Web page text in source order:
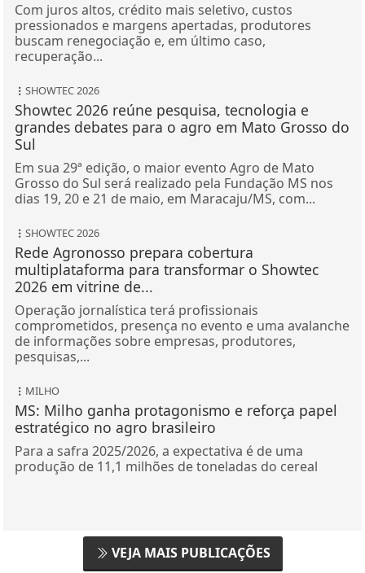
Com juros altos, crédito mais seletivo, custos
pressionados e margens apertadas, produtores
buscam renegociação e, em último caso,
recuperação...
SHOWTEC 2026
Showtec 2026 reúne pesquisa, tecnologia e
grandes debates para o agro em Mato Grosso do
Sul
Em sua 29ª edição, o maior evento Agro de Mato
Grosso do Sul será realizado pela Fundação MS nos
dias 19, 20 e 21 de maio, em Maracaju/MS, com...
SHOWTEC 2026
Rede Agronosso prepara cobertura
multiplataforma para transformar o Showtec
2026 em vitrine de...
Operação jornalística terá profissionais
comprometidos, presença no evento e uma avalanche
de informações sobre empresas, produtores,
pesquisas,...
MILHO
MS: Milho ganha protagonismo e reforça papel
estratégico no agro brasileiro
Para a safra 2025/2026, a expectativa é de uma
produção de 11,1 milhões de toneladas do cereal
VEJA MAIS PUBLICAÇÕES